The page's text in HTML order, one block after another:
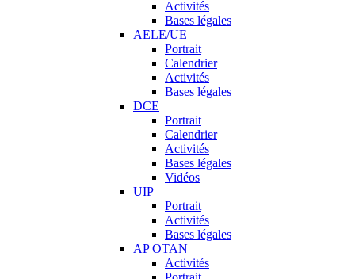
Activités
Bases légales
AELE/UE
Portrait
Calendrier
Activités
Bases légales
DCE
Portrait
Calendrier
Activités
Bases légales
Vidéos
UIP
Portrait
Activités
Bases légales
AP OTAN
Activités